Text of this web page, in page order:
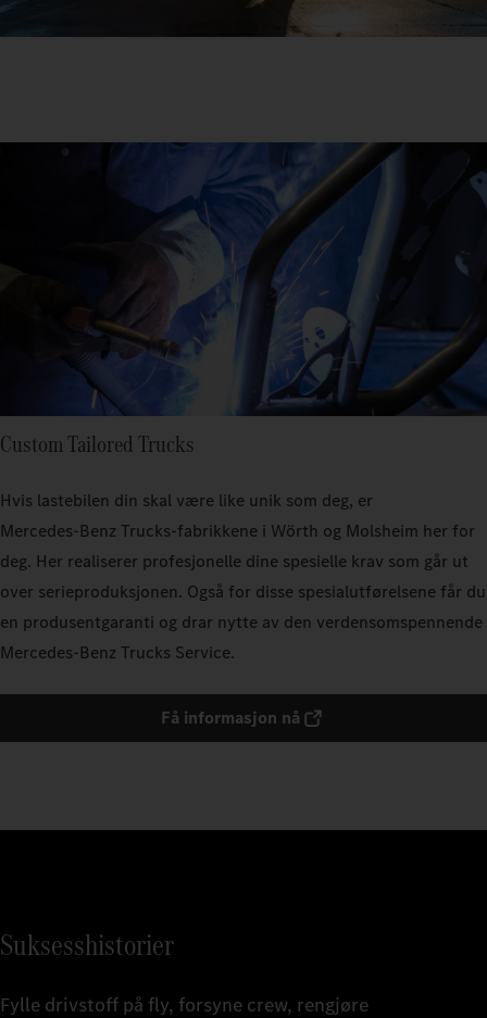
Custom Tailored Trucks
Hvis lastebilen din skal være like unik som deg, er
Mercedes‑Benz Trucks-fabrikkene i Wörth og Molsheim her for
deg. Her realiserer profesjonelle dine spesielle krav som går ut
over serieproduksjonen. Også for disse spesialutførelsene får du
en produsentgaranti og drar nytte av den verdensomspennende
Mercedes‑Benz Trucks Service.
Få informasjon nå
Suksesshistorier
Fylle drivstoff på fly, forsyne crew, rengjøre